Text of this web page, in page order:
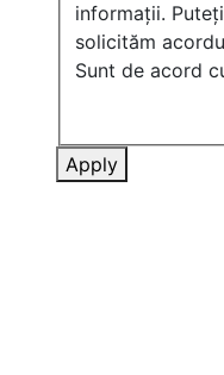
informații.
solicităm
Sunt de acord
Apply